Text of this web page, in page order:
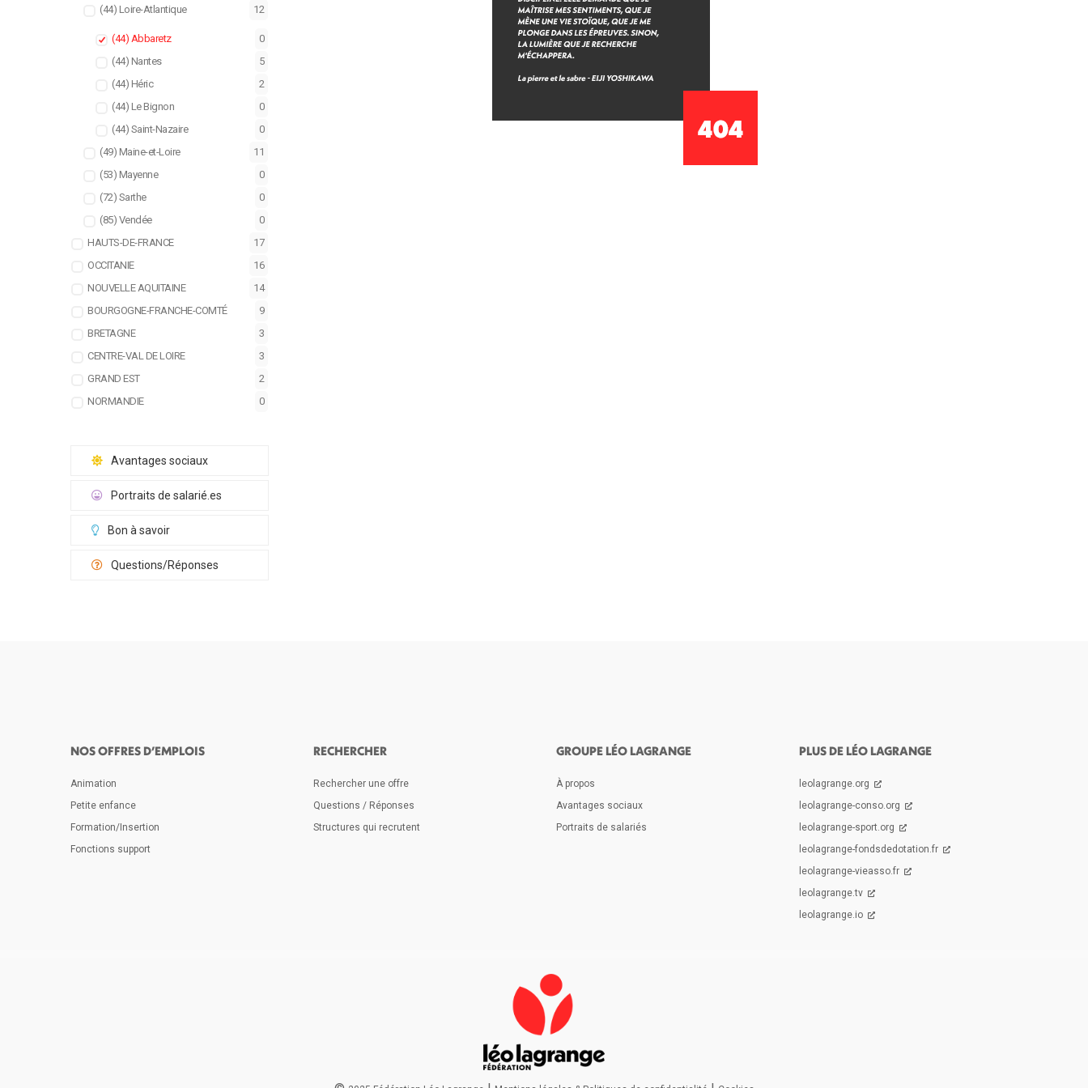
(44) Loire-Atlantique 12
(44) Abbaretz
0
(44) Nantes
5
(44) Héric
2
(44) Le Bignon
0
(44) Saint-Nazaire
0
(49) Maine-et-Loire
11
(53) Mayenne
0
(72) Sarthe
0
(85) Vendée
0
HAUTS-DE-FRANCE
17
OCCITANIE
16
NOUVELLE AQUITAINE
14
BOURGOGNE-FRANCHE-COMTÉ
9
BRETAGNE
3
CENTRE-VAL DE LOIRE
3
GRAND EST
2
NORMANDIE
0
Avantages sociaux
Portraits de salarié.es
Bon à savoir
Questions/Réponses
NOS OFFRES D’EMPLOIS
Animation
Petite enfance
Formation/Insertion
Fonctions support
RECHERCHER
Rechercher une offre
Questions / Réponses
Structures qui recrutent
GROUPE LÉO LAGRANGE
À propos
Avantages sociaux
Portraits de salariés
PLUS DE LÉO LAGRANGE
leolagrange.org
leolagrange-conso.org
leolagrange-sport.org
leolagrange-fondsdedotation.fr
leolagrange-vieasso.fr
leolagrange.tv
leolagrange.io